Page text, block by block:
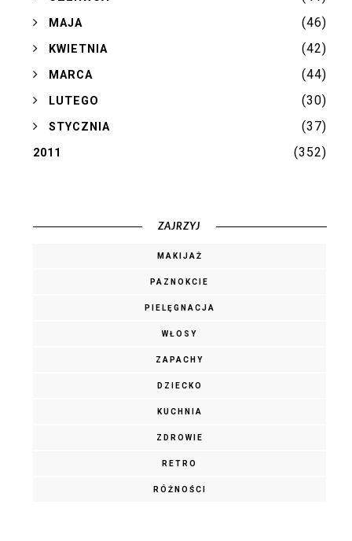
► MAJA (46)
► KWIETNIA (42)
► MARCA (44)
► LUTEGO (30)
►STYCZNIA (37)
2011 (352)
ZAJRZYJ
MAKIJAŻ
PAZNOKCIE
PIELĘGNACJA
WŁOSY
ZAPACHY
DZIECKO
KUCHNIA
ZDROWIE
RETRO
RÓŻNOŚCI